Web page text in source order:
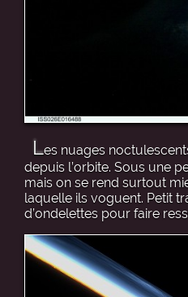
Les nuages
depuis l’orbite. Sous une
mais on se rend surtout
laquelle ils voguent. Petit
d’ondelettes pour faire